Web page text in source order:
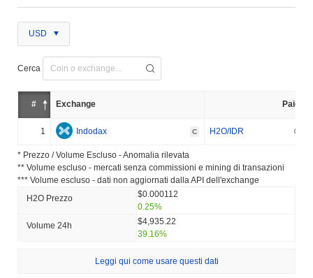
USD
Cerca
# Exchange Paio
1 Indodax C H2O/IDR
* Prezzo / Volume Escluso - Anomalia rilevata
** Volume escluso - mercati senza commissioni e mining di transazioni
*** Volume escluso - dati non aggiornati dalla API dell'exchange
H2O Prezzo
$0.000112
0.25%
Volume 24h
$4,935.22
39.16%
Leggi qui come usare questi dati